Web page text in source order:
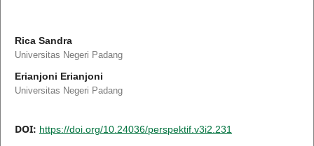
Rica Sandra
Universitas Negeri Padang
Erianjoni Erianjoni
Universitas Negeri Padang
DOI: https://doi.org/10.24036/perspektif.v3i2.231